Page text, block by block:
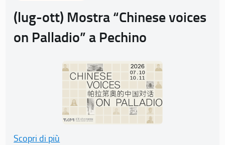
(lug-ott) Mostra “Chinese voices
on Palladio” a Pechino
Scopri di più